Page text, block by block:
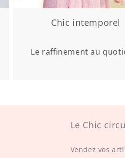
Chic intemporel
Le raffinement au
Le Chic
Vendez vos